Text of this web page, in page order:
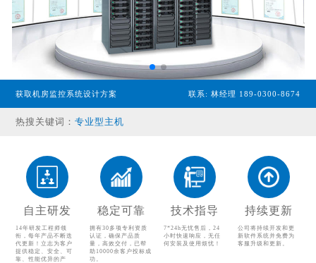
获取机房监控系统设计方案 联系: 林经理 189-0300-8674
热搜关键词：专业型主机
漏水检测设备
温湿度传感器
配电监控设备
气体监控设备
其他配件产品
自主研发
14年研发工程师领
衔，每年产品不断迭
代更新！立志为客户
提供稳定、安全、可
靠、性能优异的产
稳定可靠
拥有30多项专利资质
认证，确保产品质
量，高效交付，已帮
助10000余客户投标成
功。
技术指导
7*24h无忧售后，24
小时快速响应，无任
何安装及使用烦忧！
持续更新
公司将持续开发和更
新软件系统并免费为
客服升级和更新。